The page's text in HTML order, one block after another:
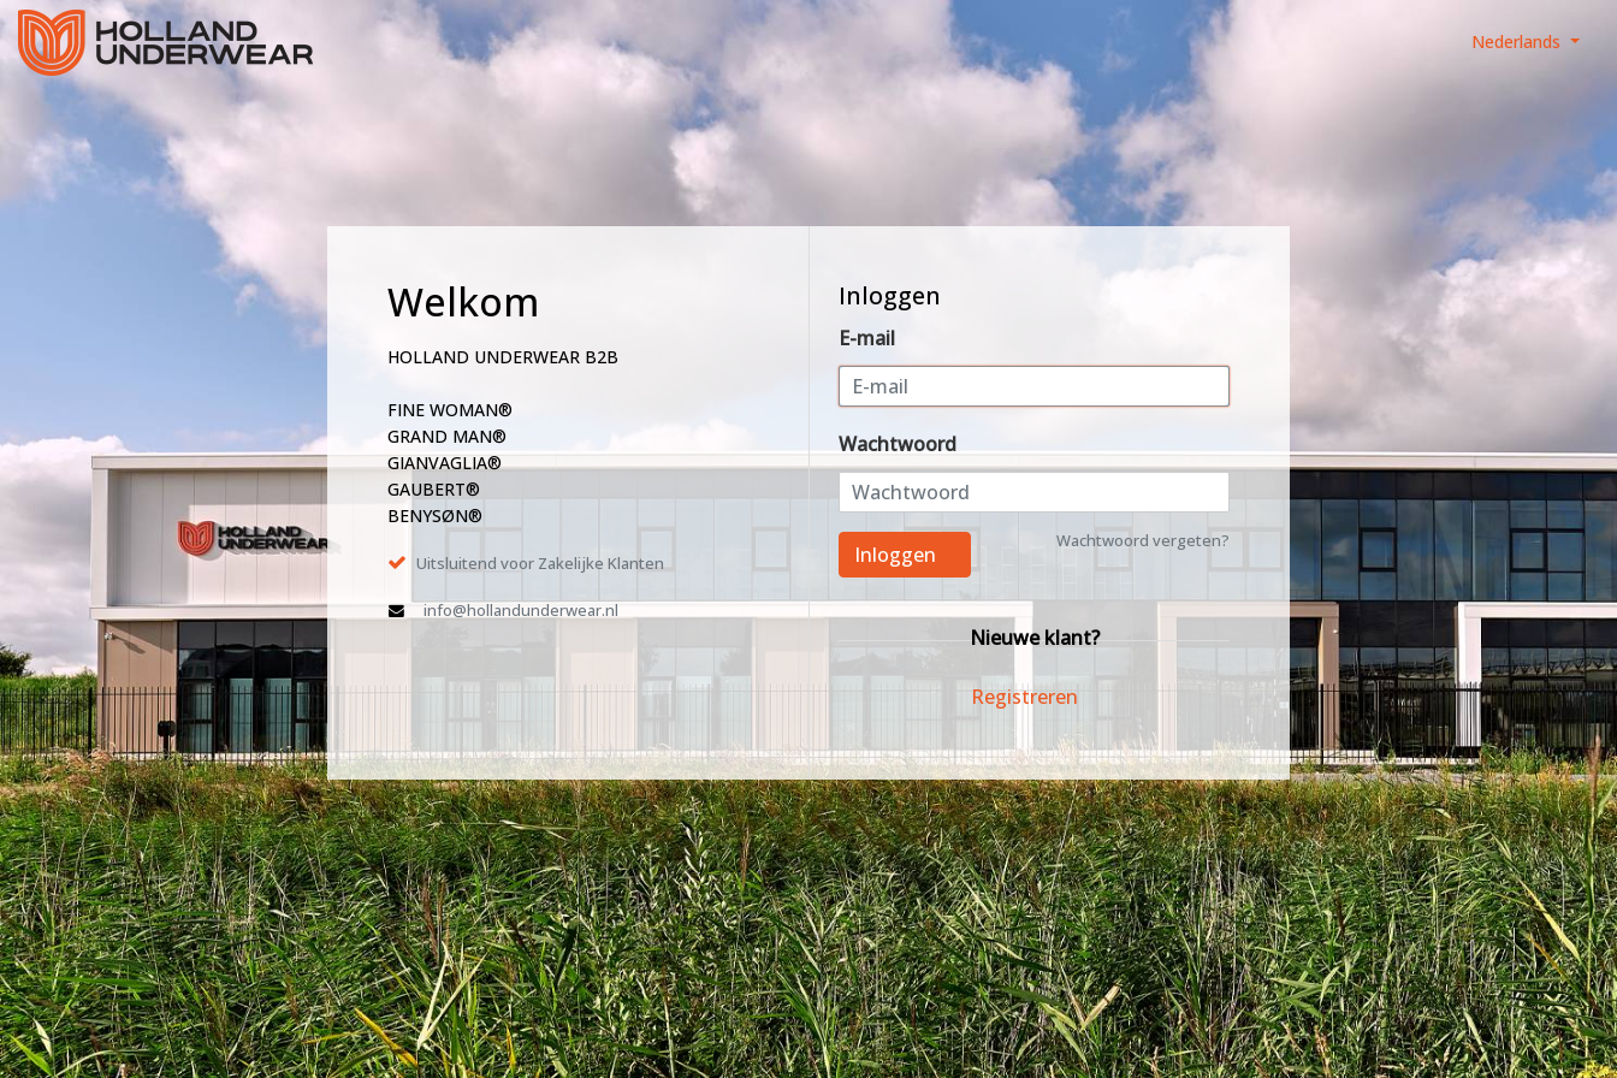
Nederlands
Welkom
HOLLAND UNDERWEAR B2B
FINE WOMAN®
GRAND MAN®
GIANVAGLIA®
GAUBERT®
BENYSØN®
Uitsluitend voor Zakelijke Klanten
info@hollandunderwear.nl
Inloggen
E-mail
Wachtwoord
Wachtwoord vergeten?
Inloggen
Nieuwe klant?
Registreren